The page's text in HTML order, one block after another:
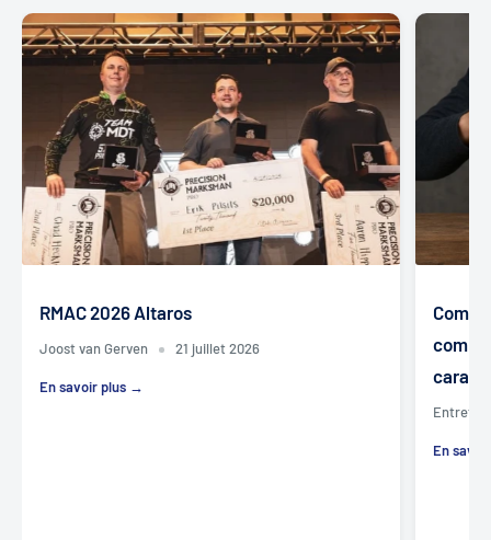
RMAC 2026 Altaros
Joost van Gerven 21 juillet 2026
En savoir plus →
Entretien
En